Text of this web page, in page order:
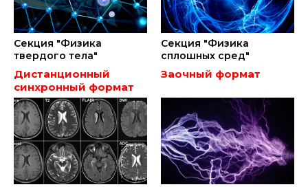
Секция "Физика
твердого тела"
Дистанционный
синхронный формат
Секция "Физика
сплошных сред"
Заочный формат